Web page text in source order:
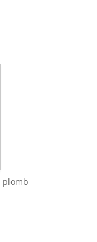
plomb